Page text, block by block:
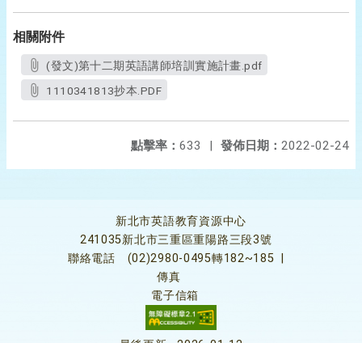
相關附件
(發文)第十二期英語講師培訓實施計畫.pdf
1110341813抄本.PDF
發佈日期： 2022-02-24
點擊率： 633 |
新北市英語教育資源中心
241035新北市三重區重陽路三段3號
聯絡電話
(02)2980-0495轉182~185
傳真
電子信箱